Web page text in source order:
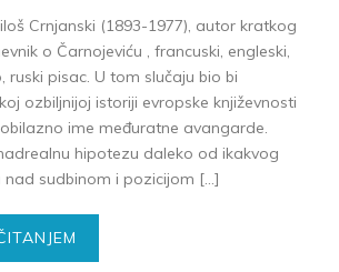
Crnjanski (1893-1977), autor kratkog
o Čarnojeviću , francuski, engleski,
ruski pisac. U tom slučaju bio bi
ozbiljnijoj istoriji evropske književnosti
ime međuratne avangarde.
hipotezu daleko od ikakvog
sudbinom i pozicijom […]